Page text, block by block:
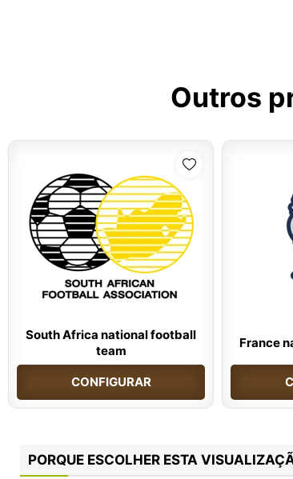
Outros
South Africa national football
team
CONFIGURAR
France
PORQUE ESCOLHER ESTA